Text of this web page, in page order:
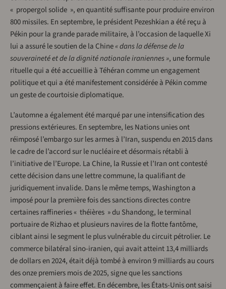
« propergol solide », en quantité suffisante pour produire environ
800 missiles. En septembre, le président Pezeshkian a été reçu à
Pékin pour la grande parade militaire, à l’occasion de laquelle Xi
lui a assuré le soutien de la Chine« dans la défense de la
souveraineté et de la dignité nationale iraniennes », une formule
rituelle qui a été accueillie à Téhéran comme un engagement
politique et qui a été manifestement considérée à Pékin comme
un geste de courtoisie diplomatique.
L’automne a également été marqué par une intensification des
pressions extérieures. En septembre, les Nations unies ont
réimposé l’embargo sur les armes à l’Iran, suspendu en 2015 dans
le cadre de l’accord sur le nucléaire et désormais rétabli à
l’initiative de l’Europe. La Chine, la Russie et l’Iran ont contesté
cette décision dans une lettre commune, la qualifiant de
juridiquement invalide. Dans le même temps, Washington a
imposé pour la première fois des sanctions directes contre
certaines raffineries « théières » du Shandong, le terminal
portuaire de Rizhao et plusieurs navires de la flotte fantôme,
ciblant ainsi le segment le plus vulnérable du circuit pétrolier. Le
commerce bilatéral sino-iranien, qui avait atteint 13,4 milliards
de dollars en 2024, était déjà tombé à environ 9 milliards au cours
des onze premiers mois de 2025, signe que les sanctions
commençaient à faire effet. En décembre, les États-Unis ont saisi